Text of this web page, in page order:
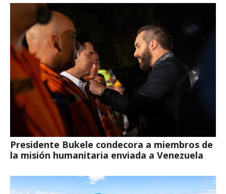
Presidente Bukele condecora a miembros de
la misión humanitaria enviada a Venezuela